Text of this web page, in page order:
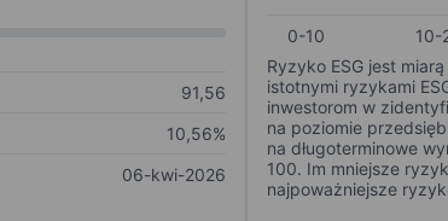
91,56
10,56%
06-kwi-2026
0-10 10-
Ryzyko ESG jest
istotnymi ryzykami
inwestorom w
na poziomie
na długoterminowe
100. Im mniejsze
najpoważniejsze